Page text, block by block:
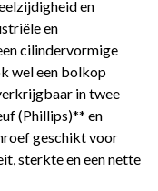
en
en
cilindervormige
wel een bolkop
in twee
(Phillips)** en
geschikt voor
sterkte en een nette